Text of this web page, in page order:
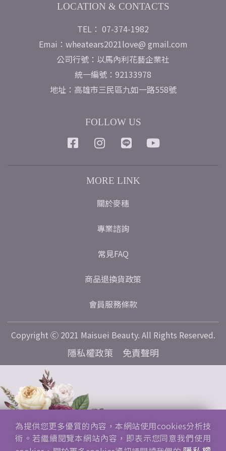
LOCATION & CONTACTS
TEL： 07-374-1982
Emai：wheatears2021love@ gmail.com
公司行號：以馬內利花藝企業社
統一編號：92133978
地址：高雄市三民區九如一路558號
FOLLOW US
MORE LINK
關於麥穗
專業諮詢
常見FAQ
商品退換貨政策
會員服務條款
Copyright Ⓒ 2021 Maisuei Beauty. All Rights Reserved.
隱私權政策 免責聲明
為提供您更多優質的內容，本網站使用cookies分析技
術。若繼續閱覽本網站內容，即表示您同意我們使用